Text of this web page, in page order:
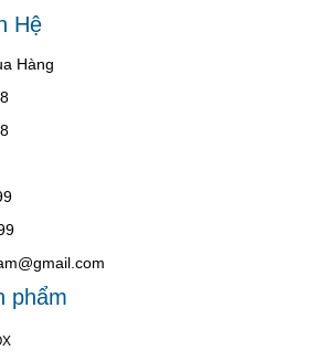
Hệ
Hàng
phẩm